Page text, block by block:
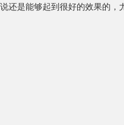
是能够起到很好的效果的，